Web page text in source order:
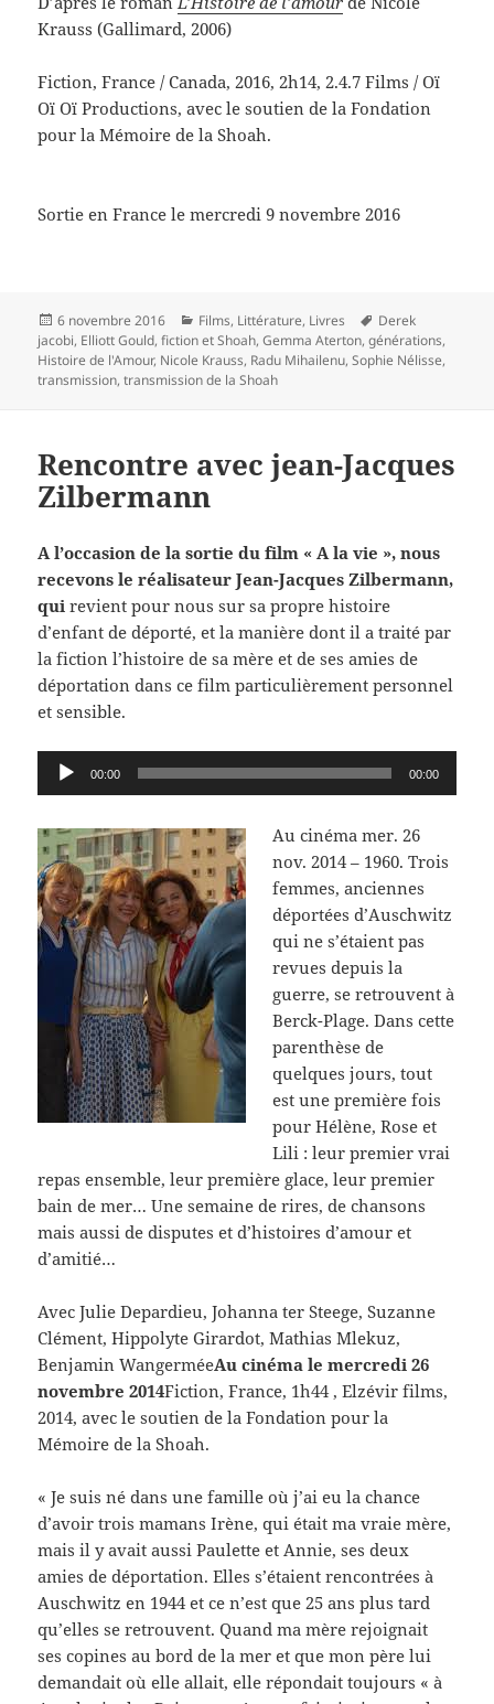
Krauss (Gallimard, 2006)
Fiction, France / Canada, 2016, 2h14, 2.4.7 Films / Oï
Oï Oï Productions, avec le soutien de la Fondation
pour la Mémoire de la Shoah.
Sortie en France le mercredi 9 novembre 2016
Publié
le
6 novembre 2016 Catégories
Films, Littérature, Livres
Mots-
clés
Derek
jacobi, Elliott Gould,fiction et Shoah,Gemma Aterton,générations,
Histoire de l'Amour, Nicole Krauss, Radu Mihailenu,Sophie Nélisse,
transmission,transmission de la Shoah
Rencontre avec jean-Jacques
Zilbermann
A l’occasion de la sortie du film « A la vie », nous
recevons le réalisateur Jean-Jacques Zilbermann,
qui revient pour nous sur sa propre histoire
d’enfant de déporté, et la manière dont il a traité par
la fiction l’histoire de sa mère et de ses amies de
déportation dans ce film particulièrement personnel
et sensible.
Lecteur 00:00 00:00
Au cinéma mer. 26
nov. 2014 – 1960. Trois
femmes, anciennes
déportées d’Auschwitz
qui ne s’étaient pas
revues depuis la
guerre, se retrouvent à
Berck-Plage. Dans cette
parenthèse de
quelques jours, tout
est une première fois
pour Hélène, Rose et
Lili : leur premier vrai
repas ensemble, leur première glace, leur premier
bain de mer… Une semaine de rires, de chansons
mais aussi de disputes et d’histoires d’amour et
d’amitié…
Avec Julie Depardieu, Johanna ter Steege, Suzanne
Clément, Hippolyte Girardot, Mathias Mlekuz,
Benjamin WangerméeAu cinéma le mercredi 26
novembre 2014Fiction, France, 1h44 , Elzévir films,
2014, avec le soutien de la Fondation pour la
Mémoire de la Shoah.
« Je suis né dans une famille où j’ai eu la chance
d’avoir trois mamans Irène, qui était ma vraie mère,
mais il y avait aussi Paulette et Annie, ses deux
amies de déportation. Elles s’étaient rencontrées à
Auschwitz en 1944 et ce n’est que 25 ans plus tard
qu’elles se retrouvent. Quand ma mère rejoignait
ses copines au bord de la mer et que mon père lui
demandait où elle allait, elle répondait toujours « à